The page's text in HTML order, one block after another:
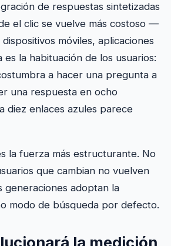
de respuestas sintetizadas
el clic se vuelve más costoso —
móviles, aplicaciones
es la habituación de los usuarios:
a hacer una pregunta a
una respuesta en ocho
diez enlaces azules parece
la fuerza más estructurante. No
que cambian no vuelven
generaciones adoptan la
modo de búsqueda por defecto.
la medición